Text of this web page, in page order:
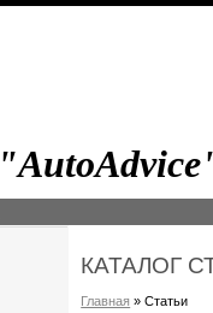
КАТАЛОГ
Главная »Статьи